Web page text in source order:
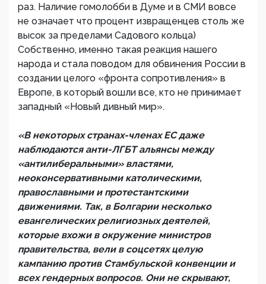
раз. Наличие гомолобби в Думе и в СМИ вовсе
не означает что процент извращенцев столь же
высок за пределами Садового кольца)
Собственно, именно такая реакция нашего
народа и стала поводом для обвинения России в
создании целого «фронта сопротивления» в
Европе, в который вошли все, кто не принимает
западный «Новый дивный мир».
«В некоторых странах-членах ЕС даже
наблюдаются анти-ЛГБТ альянсы между
«антилиберальными» властями,
неоконсервативными католическими,
православными и протестантскими
движениями. Так, в Болгарии несколько
евангелических религиозных деятелей,
которые вхожи в окружение министров
правительства, вели в соцсетях целую
кампанию против Стамбульской конвенции и
всех гендерных вопросов. Они не скрывают,